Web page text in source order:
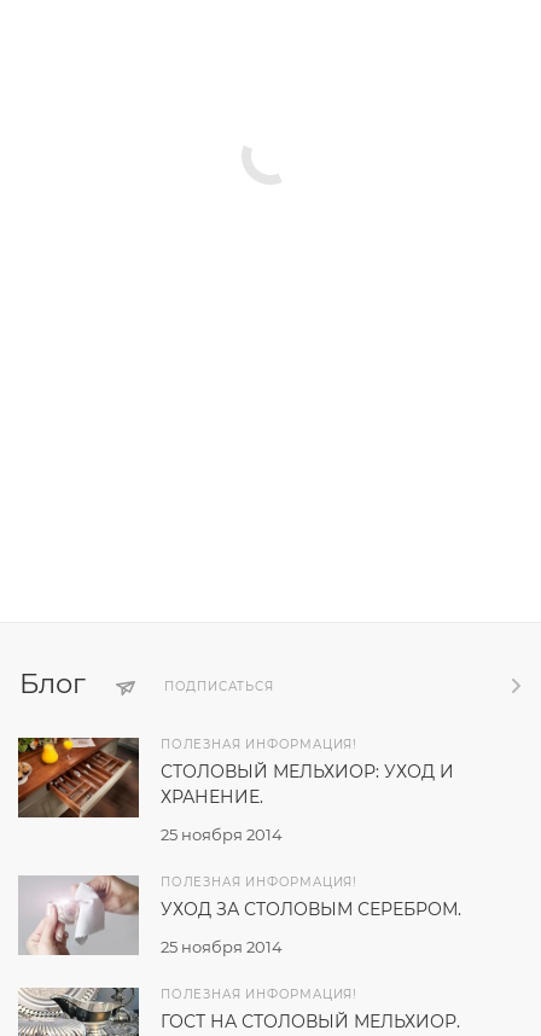
Блог ПОДПИСАТЬСЯ
ПОЛЕЗНАЯ ИНФОРМАЦИЯ!
25 ноября 2014
СТОЛОВЫЙ МЕЛЬХИОР: УХОД И
ХРАНЕНИЕ.
ПОЛЕЗНАЯ ИНФОРМАЦИЯ!
25 ноября 2014
УХОД ЗА СТОЛОВЫМ СЕРЕБРОМ.
ПОЛЕЗНАЯ ИНФОРМАЦИЯ!
ГОСТ НА СТОЛОВЫЙ МЕЛЬХИОР.